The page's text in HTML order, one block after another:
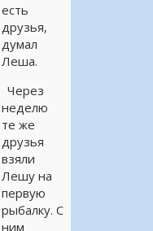
есть
друзья,
думал
Леша.
Через
неделю
те же
друзья
взяли
Лешу на
первую
рыбалку. С
ним